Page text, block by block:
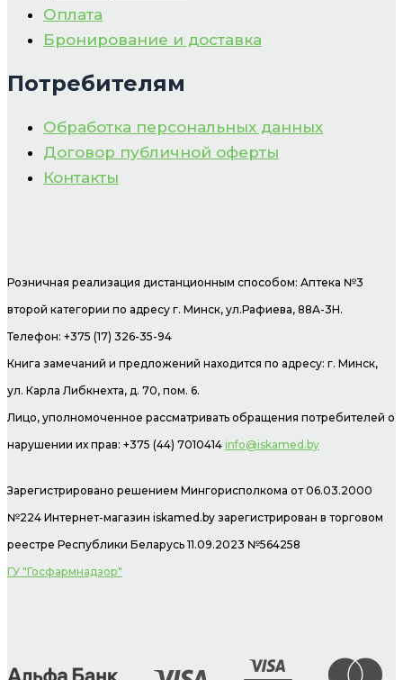
Оплата
Бронирование и доставка
Потребителям
Обработка персональных данных
Договор публичной оферты
Контакты
Розничная реализация дистанционным способом: Аптека №3
второй категории по адресу г. Минск, ул.Рафиева, 88А-3Н.
Телефон: +375 (17) 326-35-94
Книга замечаний и предложений находится по адресу: г. Минск,
ул. Карла Либкнехта, д. 70, пом. 6.
Лицо, уполномоченное рассматривать обращения потребителей о
нарушении их прав: +375 (44) 7010414 info@iskamed.by
Зарегистрировано решением Мингорисполкома от 06.03.2000
№224 Интернет-магазин iskamed.by зарегистрирован в торговом
реестре Республики Беларусь 11.09.2023 №564258
ГУ "Госфармнадзор"